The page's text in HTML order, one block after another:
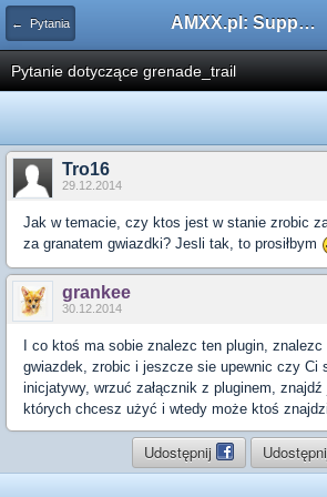
← Pytania AMXX.pl: Support AMX Mod X i SourceMod
Pytanie dotyczące grenade_trail
Tro16
29.12.2014
Jak w temacie, czy ktos jest w stanie zrobic
za granatem gwiazdki? Jesli tak, to prosiłbym
grankee
30.12.2014
I co ktoś ma sobie znalezc ten plugin, znalezc
gwiazdek, zrobic i jeszcze sie upewnic czy Ci
inicjatywy, wrzuć załącznik z pluginem, znajdź
których chcesz użyć i wtedy może ktoś
Udostępnij